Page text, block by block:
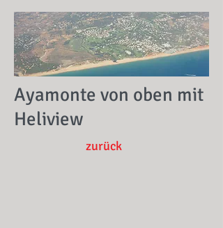
Ayamonte von oben mit
Heliview
zurück